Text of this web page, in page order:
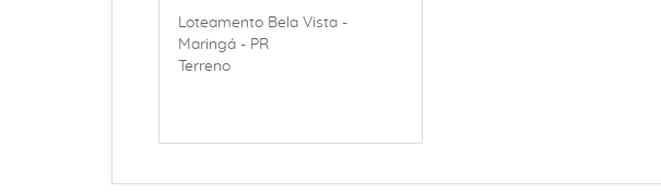
Loteamento Bela Vista -
Maringá - PR
Terreno